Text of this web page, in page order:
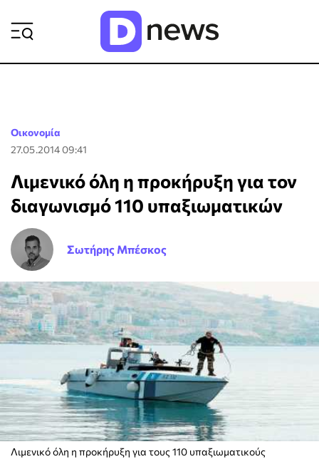
Οικονομία
27.05.2014 09:41
Λιμενικό όλη η προκήρυξη για τον
διαγωνισμό 110 υπαξιωματικών
Σωτήρης Μπέσκος
Λιμενικό όλη η προκήρυξη για τους 110 υπαξιωματικούς